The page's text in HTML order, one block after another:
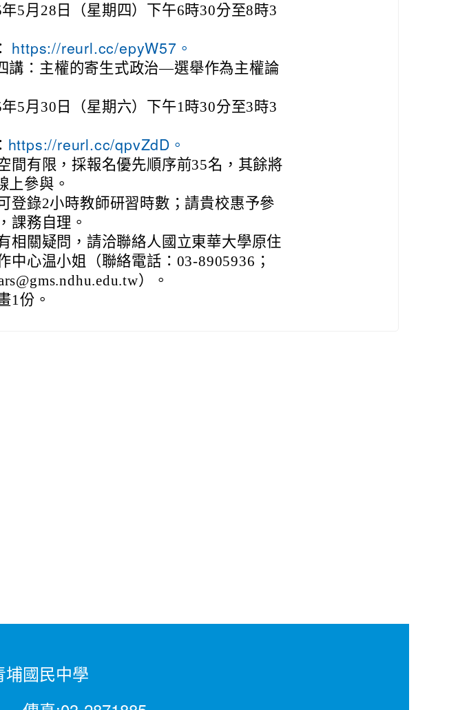
5月28日（星期四）下午6時30分至8時3
https://reurl.cc/epyW57。
講：主權的寄生式政治—選舉作為主權論
5月30日（星期六）下午1時30分至3時3
https://reurl.cc/qpvZdD。
間有限，採報名優先順序前35名，其餘將
上參與。
登錄2小時教師研習時數；請貴校惠予參
課務自理。
相關疑問，請洽聯絡人國立東華大學原住
中心温小姐（聯絡電話：03-8905936；
）。
1份。
國民中學